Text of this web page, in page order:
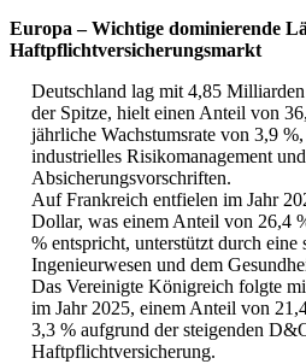
Europa – Wichtige dominierende
Haftpflichtversicherungsmarkt
Deutschland lag mit 4,85
der Spitze, hielt einen Anteil von
jährliche Wachstumsrate von 3,9
industrielles Risikomanagement
Absicherungsvorschriften.
Auf Frankreich entfielen im Jahr
Dollar, was einem Anteil von 26,4
% entspricht, unterstützt durch eine
Ingenieurwesen und dem
Das Vereinigte Königreich folgte
im Jahr 2025, einem Anteil von
3,3 % aufgrund der steigenden
Haftpflichtversicherung.